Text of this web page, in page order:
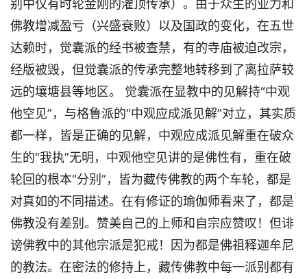
别中仅有时轮金刚的灌顶传承）。由于众生的业力和
佛教增减盈亏（兴盛衰败）以及国政的变化，在五世
达赖时，觉囊派的经书被查禁，有的寺庙被迫改宗，
经版被毁，但觉囊派的传承完整地转移到了离拉萨较
远的壤塘县等地区。 觉囊派在显教中的见解持“中观
他空见”，与格鲁派的“中观应成派见解”对立，其实质
都一样，皆是正确的见解，中观应成派见解重在破众
生的“我执”无明，中观他空见讲的是佛性有，重在破
轮回的根本“分别”，皆为藏传佛教的两个车轮，都是
对真如的不同描述。在有修证的瑜伽师看来了，都是
佛教没有差别。赞美自己的上师和自宗应赞叹！但诽
谤佛教中的其他宗派是犯戒！因为都是佛祖释迦牟尼
的教法。在密法的修持上，藏传佛教中每一派别都有